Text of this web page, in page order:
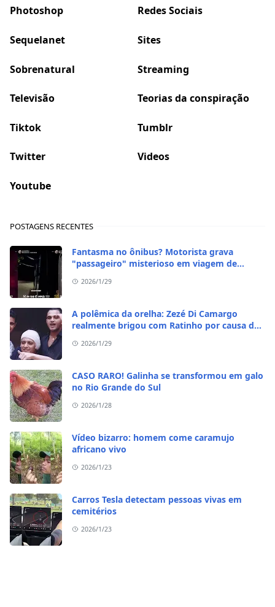
Photoshop Redes Sociais
Sequelanet Sites
Sobrenatural Streaming
Televisão Teorias da conspiração
Tiktok Tumblr
Twitter Videos
Youtube
POSTAGENS RECENTES
Fantasma no ônibus? Motorista grava
"passageiro" misterioso em viagem de
2026/1/29
A polêmica da orelha: Zezé Di Camargo
realmente brigou com Ratinho por causa do
2026/1/29
CASO RARO! Galinha se transformou em galo
no Rio Grande do Sul
2026/1/28
Vídeo bizarro: homem come caramujo
africano vivo
2026/1/23
Carros Tesla detectam pessoas vivas em
cemitérios
2026/1/23